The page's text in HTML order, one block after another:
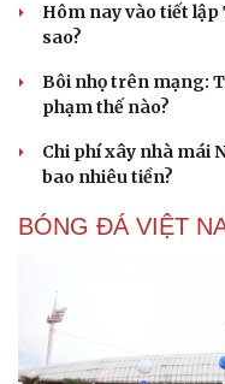
Dinh dưỡng - món ngon
Cây thuốc
Sản phụ khoa
Nhi khoa
Làm đẹp - giảm cân
Hôm nay vào tiết lập
sao?
Bôi nhọ trên mạng:
phạm thế nào?
Chi phí xây nhà mái
bao nhiêu tiền?
BÓNG ĐÁ VIỆT